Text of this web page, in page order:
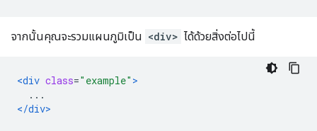
จากนั้นคุณจะรวมแผนภูมิเป็น <div> ได้ด้วยสิ่งต่อไปนี้
<div class="example" >
...
</div>